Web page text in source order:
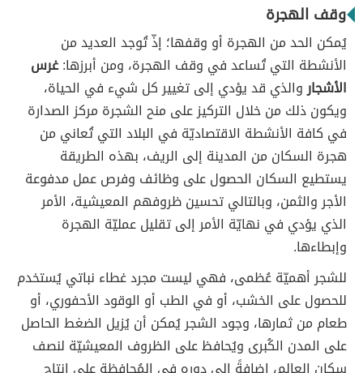
وقف الهجرة
يُمكن الحد من الهجرة أو وقفها؛ إذّ تُوجد العديد من
الأنشطة التي تُساعد في وقف الهجرة، ومن أبرزها:غرس
الأشجاروالذي قد يؤدي إلى تغيير كل شيء في الحياة،
ويكون ذلك من خلال التركيز على منح الشجرة مركز الصدارة
في كافة الأنشطة الاقتصاديّة في البلاد التي تُعاني من
هجرة السكان من المدينة إلى الريف، بهذه الطريقة
يستطيع السكان الحصول على وظائف وفرص عمل مدفوعة
الأجر والثمن، وبالتالي تحسين ظروفهم المعيشية، الأمر
الذي يؤدي في نهايّة الأمر إلى تقليل عمليّة الهجرة
وإبطاءها.
للشجر أهميّة عُظمى، فهي ليست مجرد غطاء نباتي يُستخدم
للحصول على الخشب، أو في الطب أو الوقود الأحفوري، أو
طعام من ثمارها، وجود الشجر يُمكن أن يُزيل الضغط الحاصل
على المدن الكُبرى ويُحافظ على الظروف المعيشيّة لنصف